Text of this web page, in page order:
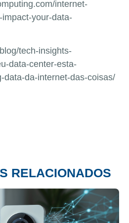
internet-
your-data-
tech-insights-
data-center-esta-
data-da-internet-das-coisas/
RELACIONADOS